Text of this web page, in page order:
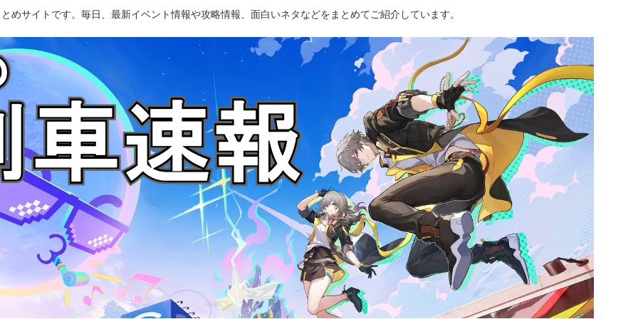
めサイトです。毎日、最新イベント情報や攻略情報、面白いネタなどをまとめてご紹介しています。